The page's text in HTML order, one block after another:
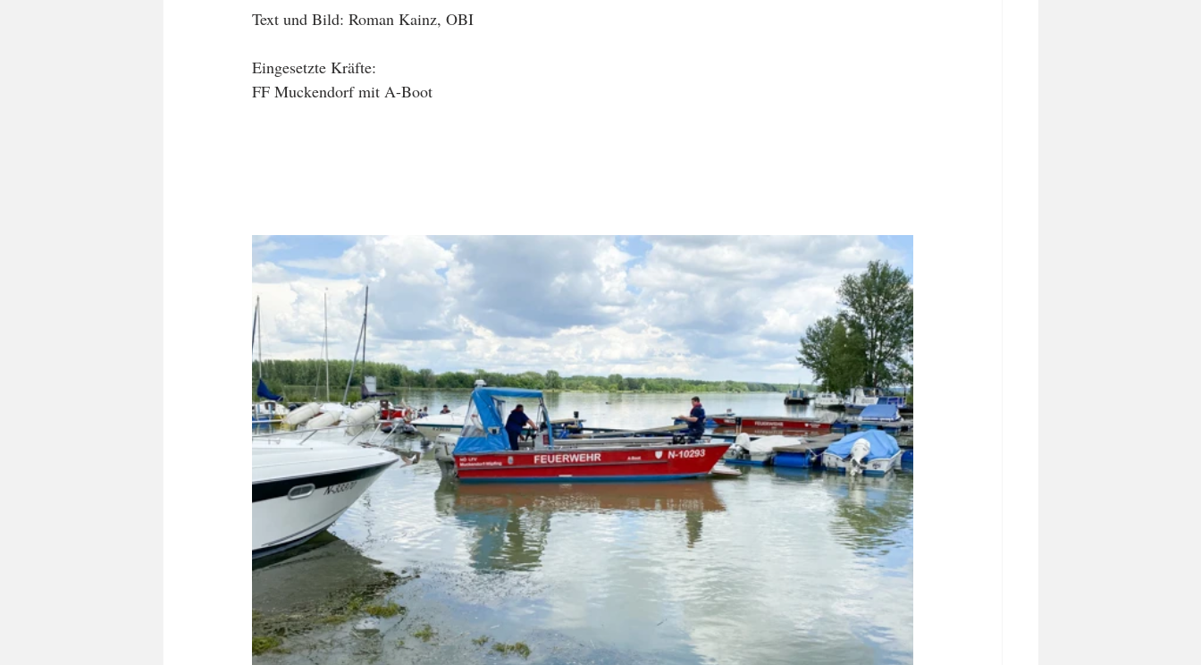
Text und Bild: Roman Kainz, OBI
Eingesetzte Kräfte:
FF Muckendorf mit A-Boot